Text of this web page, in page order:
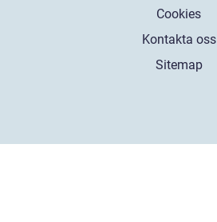
Cookies
Kontakta oss
Sitemap